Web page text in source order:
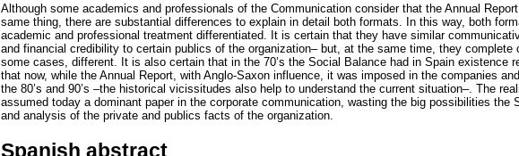
Although some academics and professionals of the Communication consider that the Annual
same thing, there are substantial differences to explain in detail both formats. In this way, both
academic and professional treatment differentiated. It is certain that they have similar
and financial credibility to certain publics of the organization– but, at the same time, they complete
some cases, different. It is also certain that in the 70’s the Social Balance had in Spain existence
that now, while the Annual Report, with Anglo-Saxon influence, it was imposed in the companies
the 80’s and 90’s –the historical vicissitudes also help to understand the current situation–. The
assumed today a dominant paper in the corporate communication, wasting the big possibilities the
and analysis of the private and publics facts of the organization.
Spanish abstract